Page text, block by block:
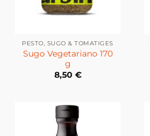
PESTO, SUGO & TOMATIGES
Sugo Vegetariano 170
g
8,50 €